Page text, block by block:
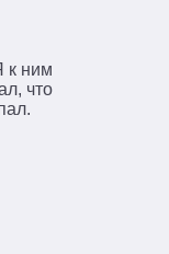
к ним
что